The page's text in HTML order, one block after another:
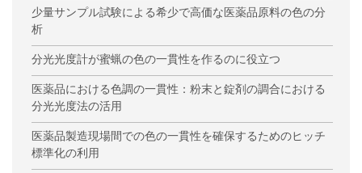
少量サンプル試験による希少で高価な医薬品原料の色の分
析
分光光度計が蜜蝋の色の一貫性を作るのに役立つ
医薬品における色調の一貫性：粉末と錠剤の調合における
分光光度法の活用
医薬品製造現場間での色の一貫性を確保するためのヒッチ
標準化の利用